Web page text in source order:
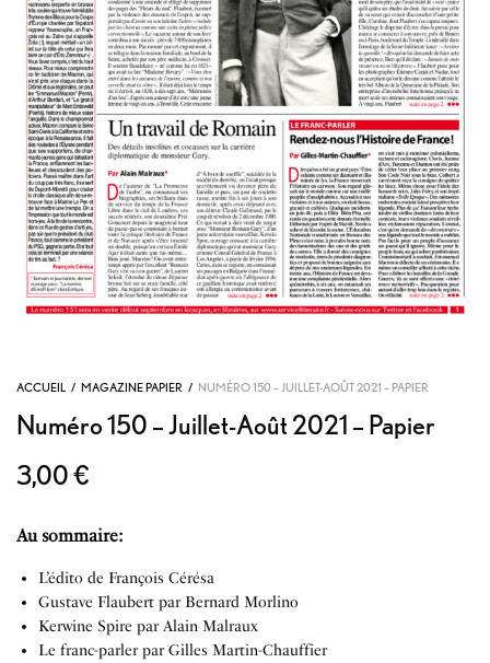
ACCUEIL / MAGAZINE PAPIER / NUMÉRO 150 – JUILLET-AOÛT 2021 – PAPIER
Numéro 150 – Juillet-Août 2021 – Papier
3,00€
Au sommaire:
L’édito de François Cérésa
Gustave Flaubert par Bernard Morlino
Kerwine Spire par Alain Malraux
Le franc-parler par Gilles Martin-Chauffier